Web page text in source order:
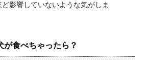
影響していないような気がしま
が食べちゃったら？